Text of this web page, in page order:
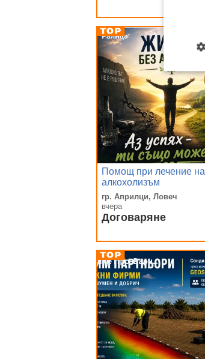
Помощ при лечение на
алкохолизъм
гр. Априлци, Ловеч
вчера
Договаряне